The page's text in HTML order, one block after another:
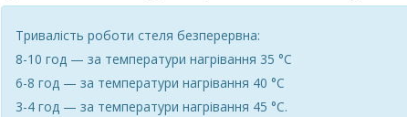
Тривалість роботи стеля безперервна:
8-10 год — за температури нагрівання 35 °C
6-8 год — за температури нагрівання 40 °C
3-4 год — за температури нагрівання 45 °C.